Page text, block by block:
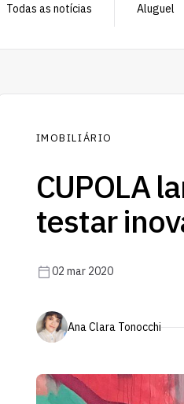
Todas as notícias Aluguel
IMOBILIÁRIO
CUPOLA
testar
02 mar 2020
Ana Clara Tonocchi